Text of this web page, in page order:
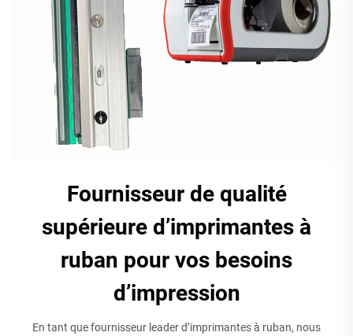
Fournisseur de qualité
supérieure d’imprimantes à
ruban pour vos besoins
d’impression
En tant que fournisseur leader d’imprimantes à ruban, nous